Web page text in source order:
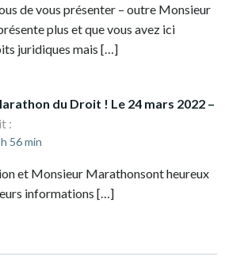
de vous présenter – outre Monsieur
plus et que vous avez ici
juridiques mais […]
du Droit ! Le 24 mars 2022 –
:
56 min
et Monsieur Marathonsont heureux
informations […]